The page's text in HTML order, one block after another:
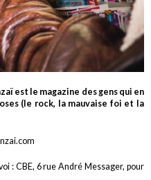
est le magazine des gens qui en
(le rock, la mauvaise foi et la
: CBE, 6 rue André Messager, pour